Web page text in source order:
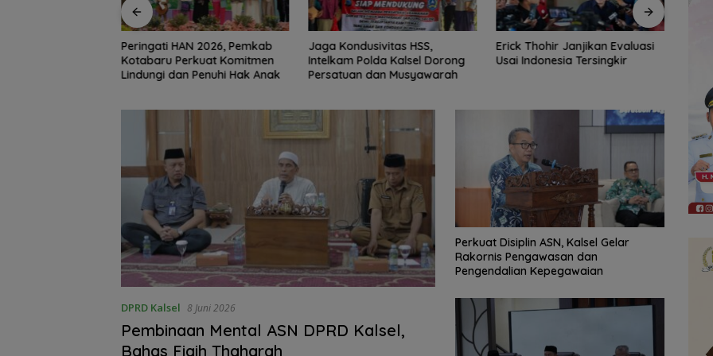
Jaga Kondusivitas HSS,
Intelkam Polda Kalsel Dorong
Persatuan dan Musyawarah
Erick Thohir Janjikan Evaluasi
Usai Indonesia Tersingkir
Indonesia Gagal ke Semifinal
ASEAN Championship 2026
DPRD Kalsel 8 Juni 2026
Pembinaan Mental ASN DPRD Kalsel,
Bahas Fiqih Thaharah
Perkuat Disiplin ASN, Kalsel Gelar
Rakornis Pengawasan dan
Pengendalian Kepegawaian